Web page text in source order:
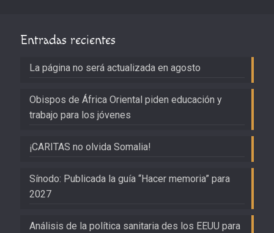
Entradas recientes
La página no será actualizada en agosto
Obispos de África Oriental piden educación y
trabajo para los jóvenes
¡CARITAS no olvida Somalia!
Sínodo: Publicada la guía “Hacer memoria” para
2027
Análisis de la política sanitaria des los EEUU para